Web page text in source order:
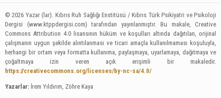
© 2026 Yazar (lar). Kıbrıs Ruh Sağlığı Enstitüsü / Kıbrıs Türk Psikiyatri ve Psikoloji
Dergisi (www.ktppdergisi.com) tarafından yayınlanmıştır. Bu makale, Creative
Commons Attribution 4.0 lisansının hüküm ve koşulları altında dağıtılan, orijinal
çalışmanın uygun şekilde alıntılanması ve ticari amaçla kullanılmaması koşuluyla,
herhangi bir ortam veya formatta kullanıma, paylaşmaya, uyarlamaya, dağıtmaya ve
çoğaltmaya izin veren açık erişimli bir makaledir.
https://creativecommons.org/licenses/by-nc-sa/4.0/
Yazarlar: İrem Yıldırım, Zöhre Kaya